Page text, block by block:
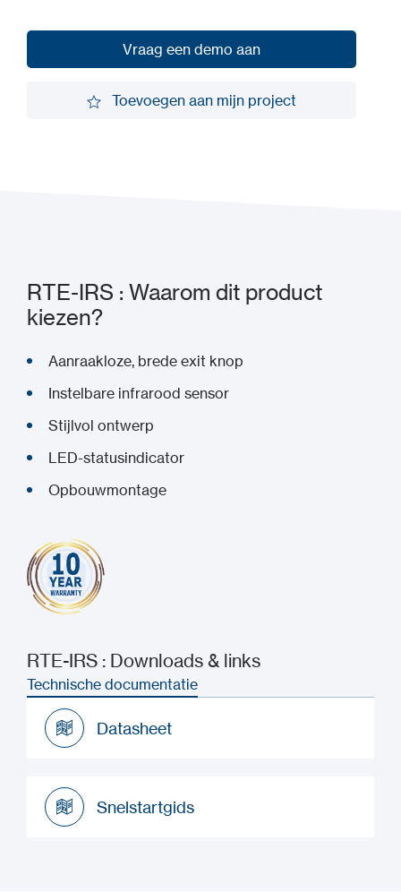
Vraag een demo aan
Toevoegen aan mijn project
RTE-IRS : Waarom dit product
kiezen?
Aanraakloze, brede exit knop
Instelbare infrarood sensor
Stijlvol ontwerp
LED-statusindicator
Opbouwmontage
RTE-IRS : Downloads & links
Technische documentatie
Datasheet
Snelstartgids